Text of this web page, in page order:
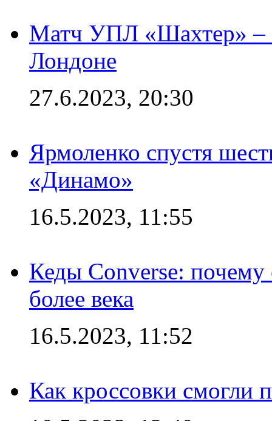
Матч УПЛ «Шахтер» –
Лондоне
27.6.2023, 20:30
Ярмоленко спустя
«Динамо»
16.5.2023, 11:55
Кеды Converse:
более века
16.5.2023, 11:52
Как кроссовки смогли